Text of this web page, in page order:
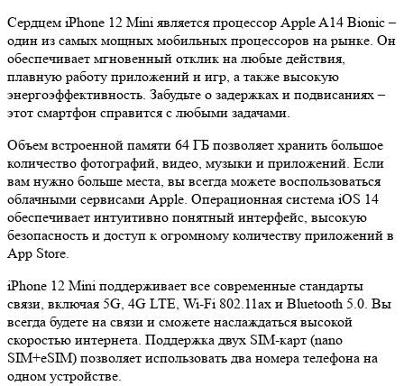
Сердцем iPhone 12 Mini является процессор Apple A14 Bionic –
один из самых мощных мобильных процессоров на рынке. Он
обеспечивает мгновенный отклик на любые действия,
плавную работу приложений и игр, а также высокую
энергоэффективность. Забудьте о задержках и подвисаниях –
этот смартфон справится с любыми задачами.
Объем встроенной памяти 64 ГБ позволяет хранить большое
количество фотографий, видео, музыки и приложений. Если
вам нужно больше места, вы всегда можете воспользоваться
облачными сервисами Apple. Операционная система iOS 14
обеспечивает интуитивно понятный интерфейс, высокую
безопасность и доступ к огромному количеству приложений в
App Store.
iPhone 12 Mini поддерживает все современные стандарты
связи, включая 5G, 4G LTE, Wi-Fi 802.11ax и Bluetooth 5.0. Вы
всегда будете на связи и сможете наслаждаться высокой
скоростью интернета. Поддержка двух SIM-карт (nano
SIM+eSIM) позволяет использовать два номера телефона на
одном устройстве.